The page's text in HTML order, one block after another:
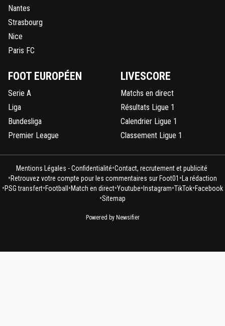
Nantes
Strasbourg
Nice
Paris FC
FOOT EUROPÉEN
Serie A
Liga
Bundesliga
Premier League
LIVESCORE
Matchs en direct
Résultats Ligue 1
Calendrier Ligue 1
Classement Ligue 1
Mentions Légales - Confidentialité•Contact, recrutement et publicité
•Retrouvez votre compte pour les commentaires sur Foot01 •La rédaction
•PSG transfert•Football •Match en direct•Youtube• Instagram•TikTok•Facebook
•Sitemap
Powered by Newsifier